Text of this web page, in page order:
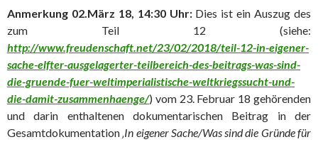
Anmerkung 02.März 18, 14:30 Uhr:Dies ist ein Auszug des
zum Teil 12 (siehe:
http://www.freudenschaft.net/23/02/2018/teil-12-in-eigener-
sache-elfter-ausgelagerter-teilbereich-des-beitrags-was-sind-
die-gruende-fuer-weltimperialistische-weltkriegssucht-und-
die-damit-zusammenhaenge/) vom 23. Februar 18 gehörenden
und darin enthaltenen dokumentarischen Beitrag in der
Gesamtdokumentation‚In eigener Sache/Was sind die Gründe für